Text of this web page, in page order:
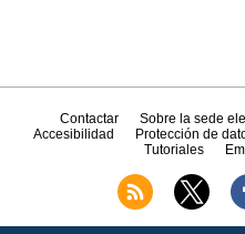
Contactar Sobre la sede
Accesibilidad
Protección de
Tutoriales